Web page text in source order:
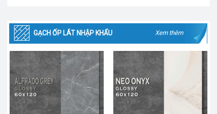
GẠCH ỐP LÁT NHẬP KHẨU Xem thêm